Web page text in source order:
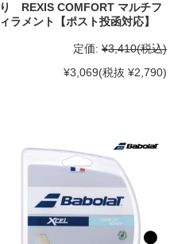
り REXIS COMFORT マルチフ
ィラメント【ポスト投函対応】
定価: ¥3,410(税込)
¥3,069(税抜 ¥2,790)